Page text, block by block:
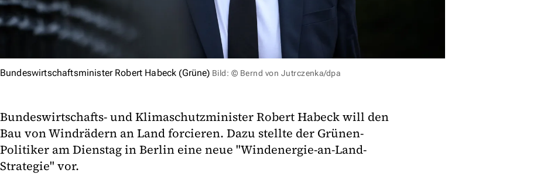
Bundeswirtschaftsminister Robert Habeck (Grüne) Bild: © Bernd von Jutrczenka/dpa
Bundeswirtschafts- und Klimaschutzminister Robert Habeck will den
Bau von Windrädern an Land forcieren. Dazu stellte der Grünen-
Politiker am Dienstag in Berlin eine neue "Windenergie-an-Land-
Strategie" vor.